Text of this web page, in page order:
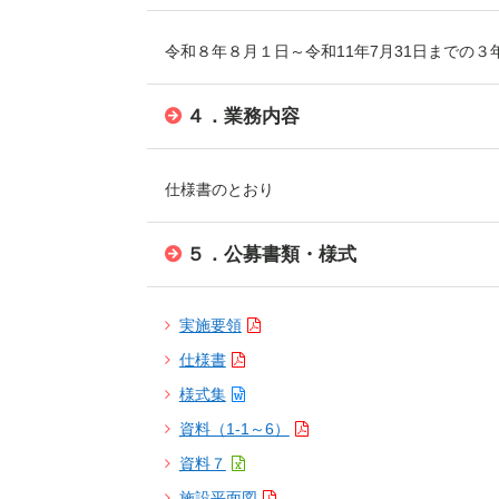
令和８年８月１日～令和11年7月31日までの３
４．業務内容
仕様書のとおり
５．公募書類・様式
実施要領
仕様書
様式集
資料（1-1～6）
資料７